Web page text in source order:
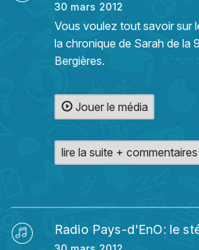
30 mars 2012
Vous voulez tout savoir sur
la chronique de Sarah de la
Bergières.
Jouer le média
lire la suite + commentaires
Radio Pays-d'EnO: le